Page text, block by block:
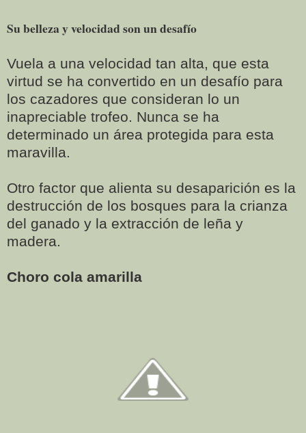
Su belleza y velocidad son un desafío
Vuela a una velocidad tan alta, que esta
virtud se ha convertido en un desafío para
los cazadores que consideran lo un
inapreciable trofeo. Nunca se ha
determinado un área protegida para esta
maravilla.
Otro factor que alienta su desaparición es la
destrucción de los bosques para la crianza
del ganado y la extracción de leña y
madera.
Choro cola amarilla